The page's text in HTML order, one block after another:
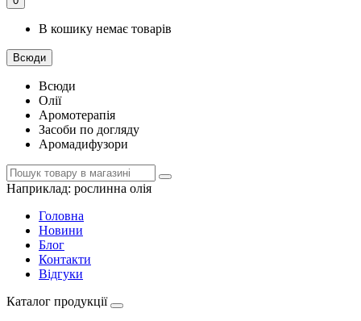
В кошику немає товарів
Всюди
Всюди
Олії
Аромотерапія
Засоби по догляду
Аромадифузори
Наприклад: рослинна олія
Головна
Новини
Блог
Контакти
Відгуки
Каталог продукції